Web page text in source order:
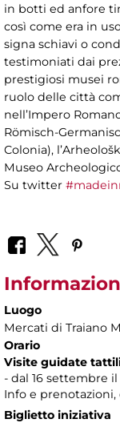
in botti ed anfore
così come era in
signa schiavi o
testimoniati dai
prestigiosi musei
ruolo delle città
nell’Impero
Römisch-
Colonia),
Museo
Su twitter
Luogo
Mercati di Traiano
Orario
Visite guidate
- dal 16 settembre
Info e
Biglietto iniziativa